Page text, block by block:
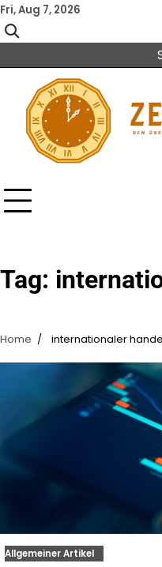
Skip
to
content
Fri, Aug 7, 2026
Tag:
Home internationaler
Allgemeiner Artikel